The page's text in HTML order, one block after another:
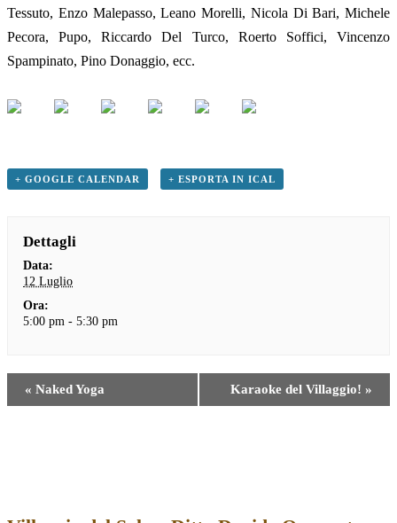
Tessuto, Enzo Malepasso, Leano Morelli, Nicola Di Bari, Michele
Pecora, Pupo, Riccardo Del Turco, Roerto Soffici, Vincenzo
Spampinato, Pino Donaggio, ecc.
+ GOOGLE CALENDAR + ESPORTA IN ICAL
Dettagli
Data:
12 Luglio
Ora:
5:00 pm - 5:30 pm
« Naked Yoga Karaoke del Villaggio! »